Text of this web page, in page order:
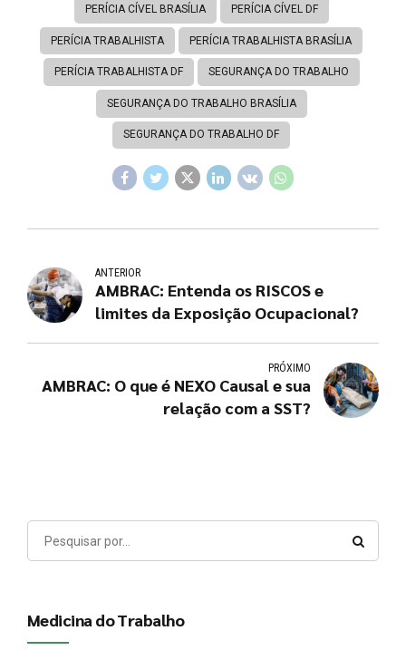
PERÍCIA CÍVEL BRASÍLIA PERÍCIA CÍVEL DF
PERÍCIA TRABALHISTA PERÍCIA TRABALHISTA BRASÍLIA
PERÍCIA TRABALHISTA DF SEGURANÇA DO TRABALHO
SEGURANÇA DO TRABALHO BRASÍLIA
SEGURANÇA DO TRABALHO DF
ANTERIOR
AMBRAC: Entenda os RISCOS e
limites da Exposição Ocupacional?
PRÓXIMO
AMBRAC: O que é NEXO Causal e sua
relação com a SST?
Medicina do Trabalho